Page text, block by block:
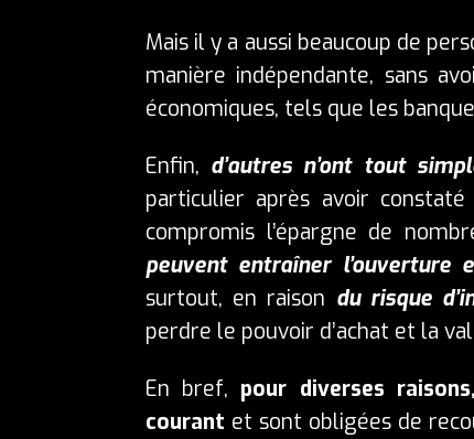
Mais il y a aussi beaucoup de
manière indépendante, sans
économiques, tels que les
Enfin, d’autres n’ont tout
particulier après avoir constaté
compromis l’épargne de
peuvent entraîner l’ouverture
surtout, en raison du risque
perdre le pouvoir d’achat et la
En bref, pour diverses raisons,
courant et sont obligées de